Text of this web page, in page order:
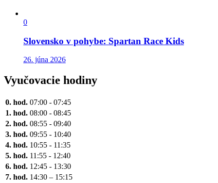
0
Slovensko v pohybe: Spartan Race Kids
26. júna 2026
Vyučovacie hodiny
0. hod. 07:00 - 07:45
1. hod. 08:00 - 08:45
2. hod. 08:55 - 09:40
3. hod. 09:55 - 10:40
4. hod. 10:55 - 11:35
5. hod. 11:55 - 12:40
6. hod. 12:45 - 13:30
7. hod. 14:30 – 15:15